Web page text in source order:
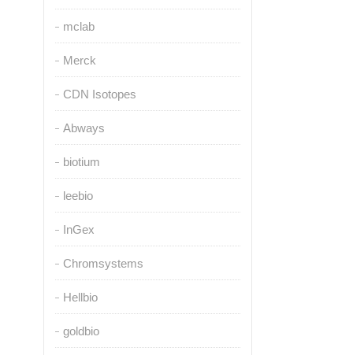
mclab
Merck
CDN Isotopes
Abways
biotium
leebio
InGex
Chromsystems
Hellbio
goldbio